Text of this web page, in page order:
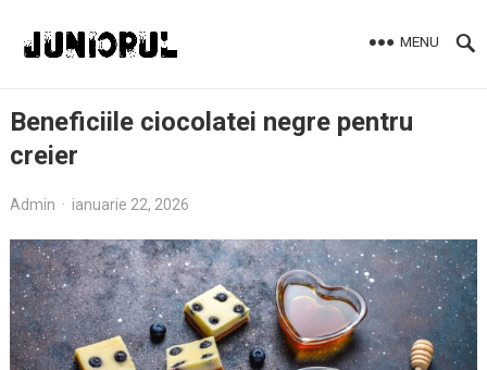
MENU
Beneficiile ciocolatei negre pentru
creier
Admin · ianuarie 22, 2026